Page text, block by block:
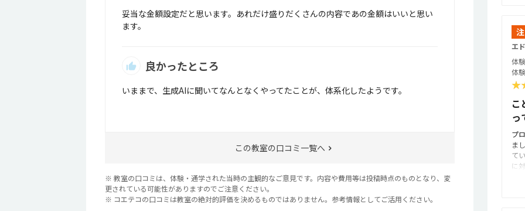
妥当な金額設定だと思います。あれだけ盛りだくさんの内容であの金額はいいと思い
ます。
良かったところ
いままで、生成AIに聞いてなんとなくやってたことが、体系化したようです。
この教室の口コミ一覧へ
※ 教室の口コミは、体験・通学された当時の主観的なご意見です。内容や費用等は投稿時点のものとなり、変
更されている可能性がありますのでご注意ください。
※ コエテコの口コミは教室の絶対的評価を決めるものではありません。参考情報としてご活用ください。
せ
材
の
の
効
じ
実
時
ま
楽
見
エ
体
体
こ
っ
プ
ま
て
に
と
面